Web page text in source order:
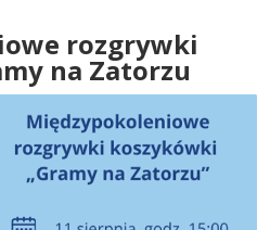
rozgrywki
na Zatorzu